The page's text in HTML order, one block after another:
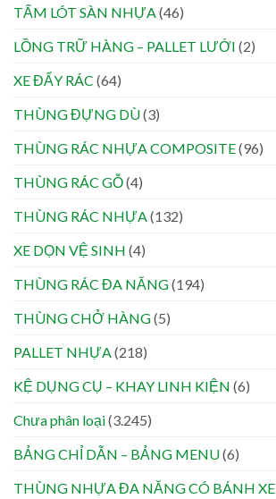
TẤM LÓT SÀN NHỰA (46)
LỒNG TRỮ HÀNG – PALLET LƯỚI (2)
XE ĐẨY RÁC (64)
THÙNG ĐỰNG DÙ(3)
THÙNG RÁC NHỰA COMPOSITE(96)
THÙNG RÁC GỖ(4)
THÙNG RÁC NHỰA (132)
XE DỌN VỆ SINH (4)
THÙNG RÁC ĐA NĂNG(194)
THÙNG CHỞ HÀNG(5)
PALLET NHỰA (218)
KỆ DỤNG CỤ – KHAY LINH KIỆN (6)
Chưa phân loại(3.245)
BẢNG CHỈ DẪN – BẢNG MENU(6)
THÙNG NHỰA ĐA NĂNG CÓ BÁNH XE